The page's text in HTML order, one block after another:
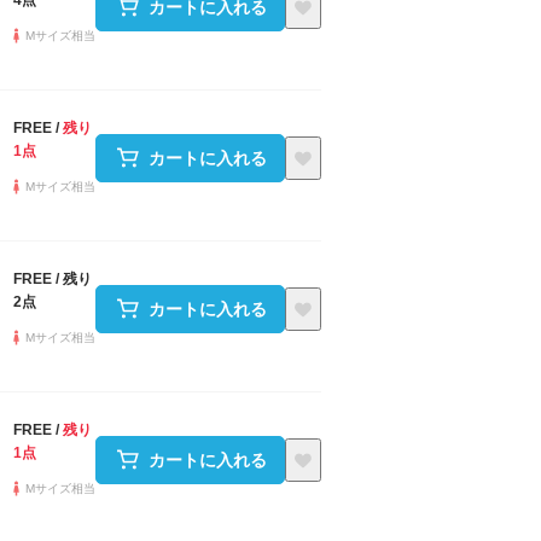
Mサイズ相当
カートに入れる
FREE /残り
1点
Mサイズ相当
カートに入れる
FREE /残り
2点
Mサイズ相当
カートに入れる
FREE /残り
1点
Mサイズ相当
カートに入れる